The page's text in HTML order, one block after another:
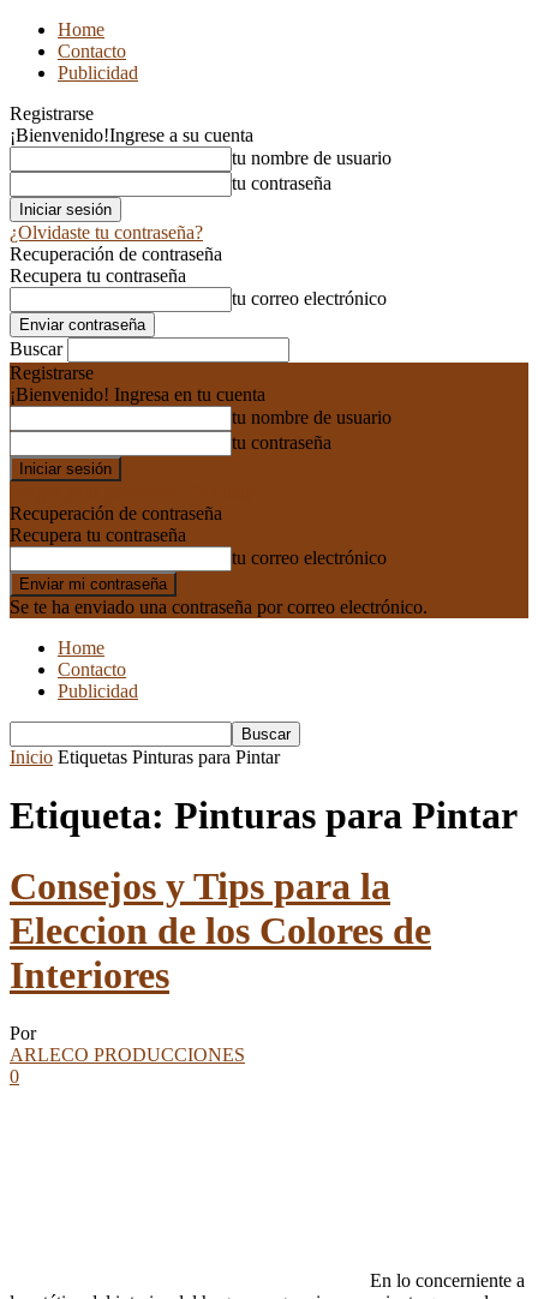
Home
Contacto
Publicidad
Registrarse
¡Bienvenido!Ingrese a su cuenta
tu nombre de usuario
tu contraseña
¿Olvidaste tu contraseña?
Recuperación de contraseña
Recupera tu contraseña
tu correo electrónico
Buscar
Registrarse
¡Bienvenido! Ingresa en tu cuenta
tu nombre de usuario
tu contraseña
Recuperación de contraseña
Recupera tu contraseña
tu correo electrónico
Se te ha enviado una contraseña por correo electrónico.
Home
Contacto
Publicidad
Inicio Etiquetas Pinturas para Pintar
Etiqueta: Pinturas para Pintar
Consejos y Tips para la
Eleccion de los Colores de
Interiores
Por
ARLECO PRODUCCIONES
0
En lo concerniente a